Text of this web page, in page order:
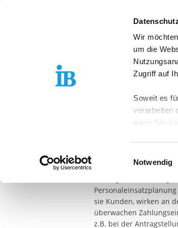
Wir
um die
Zugriff auf
Soweit es
verarbeiten
wenn Sie
Weitere
Sie
Kategorien
Zwecke
Notwendig
HEILPÄDAGOGISCHES JU...
Kaufleute für
verwaltende
Präsentationen,
sie Kunden, wirken an
überwachen
z.B. bei der